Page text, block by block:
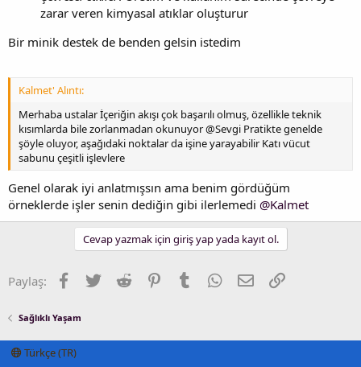
zarar veren kimyasal atıklar oluşturur
Bir minik destek de benden gelsin istedim
Kalmet' Alıntı:
Merhaba ustalar İçeriğin akışı çok başarılı olmuş, özellikle teknik
kısımlarda bile zorlanmadan okunuyor @Sevgi Pratikte genelde
şöyle oluyor, aşağıdaki noktalar da işine yarayabilir Katı vücut
sabunu çeşitli işlevlere
Genel olarak iyi anlatmışsın ama benim gördüğüm
örneklerde işler senin dediğin gibi ilerlemedi @Kalmet
Cevap yazmak için giriş yap yada kayıt ol.
Paylaş: Facebook
TwitterReddit PinterestTumblrWhatsApp
E-postaLink
Sağlıklı Yaşam
Türkçe (TR)